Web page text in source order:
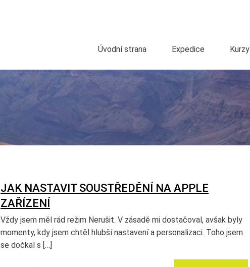
Úvodní strana Expedice Kurzy
JAK NASTAVIT SOUSTŘEDĚNÍ NA APPLE
ZAŘÍZENÍ
Vždy jsem měl rád režim Nerušit. V zásadě mi dostačoval, avšak byly
momenty, kdy jsem chtěl hlubší nastavení a personalizaci. Toho jsem
se dočkal s […]